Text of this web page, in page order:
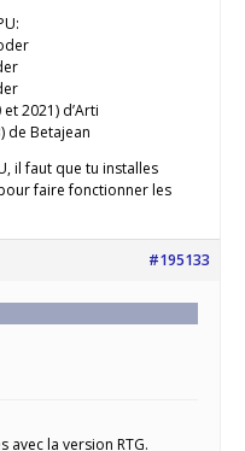
2021) d’Arti
de Betajean
il faut que tu installes
faire fonctionner les
#195133
la version RTG.